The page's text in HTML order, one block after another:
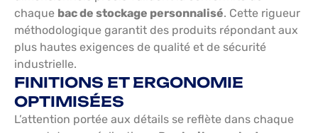
chaque bac de stockage personnalisé. Cette rigueur
méthodologique garantit des produits répondant aux
plus hautes exigences de qualité et de sécurité
industrielle.
FINITIONS ET ERGONOMIE
OPTIMISÉES
L’attention portée aux détails se reflète dans chaque